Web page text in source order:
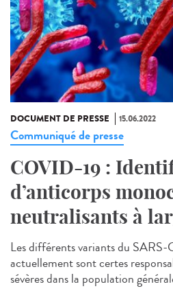
DOCUMENT DE PRESSE 15.06.2022
Communiqué de presse
COVID-19 :
d’anticorps
neutralisants à
Les différents variants du
actuellement sont certes
sévères dans la population